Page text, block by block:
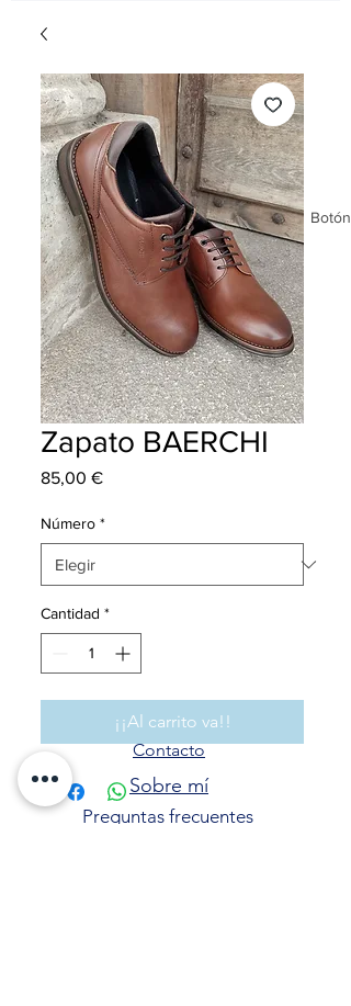
Zapato BAERCHI
85,00 €Precio
Número *
Cantidad *
¡¡Al carrito va!!
Botón
Contacto
Sobre mí
Preguntas frecuentes